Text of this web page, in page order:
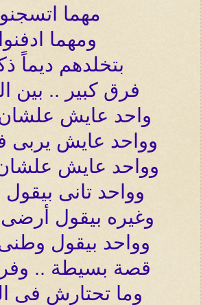
مهما اتسجنوا
ومهما ادفنوا
بتخلدهم ديماً
فرق كبير .. بين
واحد عايش
وواحد عايش يربى
وواحد عايش
وواحد تانى
وغيره بيقول
وواحد بيقول
قصة بسيطة ..
وما تحتارش فى